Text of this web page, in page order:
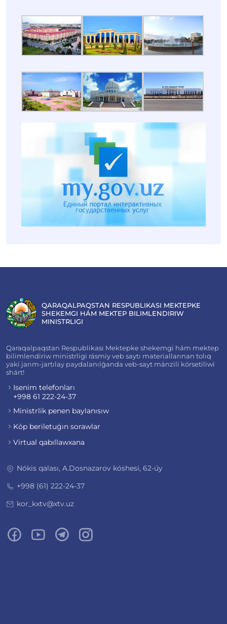
QARAQALPAQSTAN RESPUBLIKASI MEKTEPKE
SHEKEMGI HÁM MEKTEP BILIMLENDIRIW
MINISTRLIGI
Qaraqalpaqstan Respublikası Mektepke shekemgi hám mektep
bilimlendiriw ministrligi rásmiy veb saytı materiallarınan tolıq
yaki jarım-jartılay paydalanılǵanda veb-sayt mánzili kórsetiliwi
shárt!
Isenim telefonları
+998 61 222-24-37
Ministrlik penen baylanısıw
Kóp beriletuǵın sorawlar
Virtual qabıllawxana
Nókis qalası, A.Dosnazarov kóshesi, 62-úy
+998 (61) 222-24-37
kor_kxtv@xtv.uz